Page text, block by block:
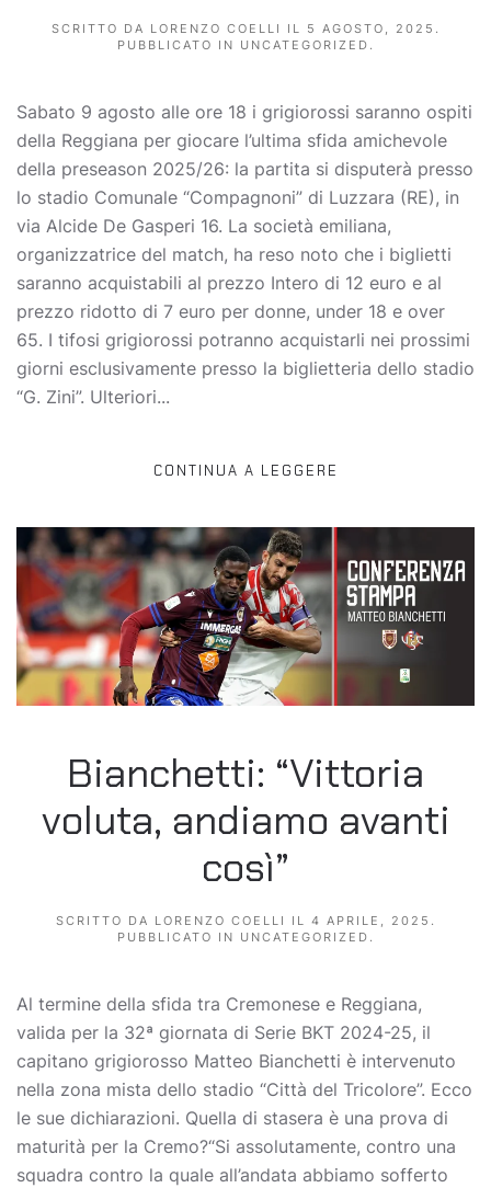
SCRITTO DA LORENZO COELLI IL 5 AGOSTO, 2025 .
PUBBLICATO IN UNCATEGORIZED .
Sabato 9 agosto alle ore 18 i grigiorossi saranno ospiti
della Reggiana per giocare l’ultima sfida amichevole
della preseason 2025/26: la partita si disputerà presso
lo stadio Comunale “Compagnoni” di Luzzara (RE), in
via Alcide De Gasperi 16. La società emiliana,
organizzatrice del match, ha reso noto che i biglietti
saranno acquistabili al prezzo Intero di 12 euro e al
prezzo ridotto di 7 euro per donne, under 18 e over
65. I tifosi grigiorossi potranno acquistarli nei prossimi
giorni esclusivamente presso la biglietteria dello stadio
“G. Zini”. Ulteriori...
CONTINUA A LEGGERE
Bianchetti: “Vittoria
voluta, andiamo avanti
così”
SCRITTO DA LORENZO COELLI IL 4 APRILE, 2025 .
PUBBLICATO IN UNCATEGORIZED .
Al termine della sfida tra Cremonese e Reggiana,
valida per la 32ª giornata di Serie BKT 2024-25, il
capitano grigiorosso Matteo Bianchetti è intervenuto
nella zona mista dello stadio “Città del Tricolore”. Ecco
le sue dichiarazioni. Quella di stasera è una prova di
maturità per la Cremo?“Si assolutamente, contro una
squadra contro la quale all’andata abbiamo sofferto